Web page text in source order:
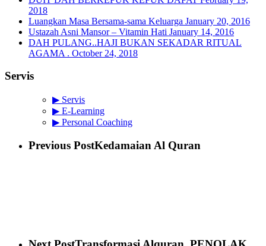
2018
Luangkan Masa Bersama-sama Keluarga January 20, 2016
Ustazah Asni Mansor – Vitamin Hati January 14, 2016
DAH PULANG..HAJI BUKAN SEKADAR RITUAL
AGAMA . October 24, 2018
Servis
▶ Servis
▶ E-Learning
▶ Personal Coaching
Previous PostKedamaian Al Quran